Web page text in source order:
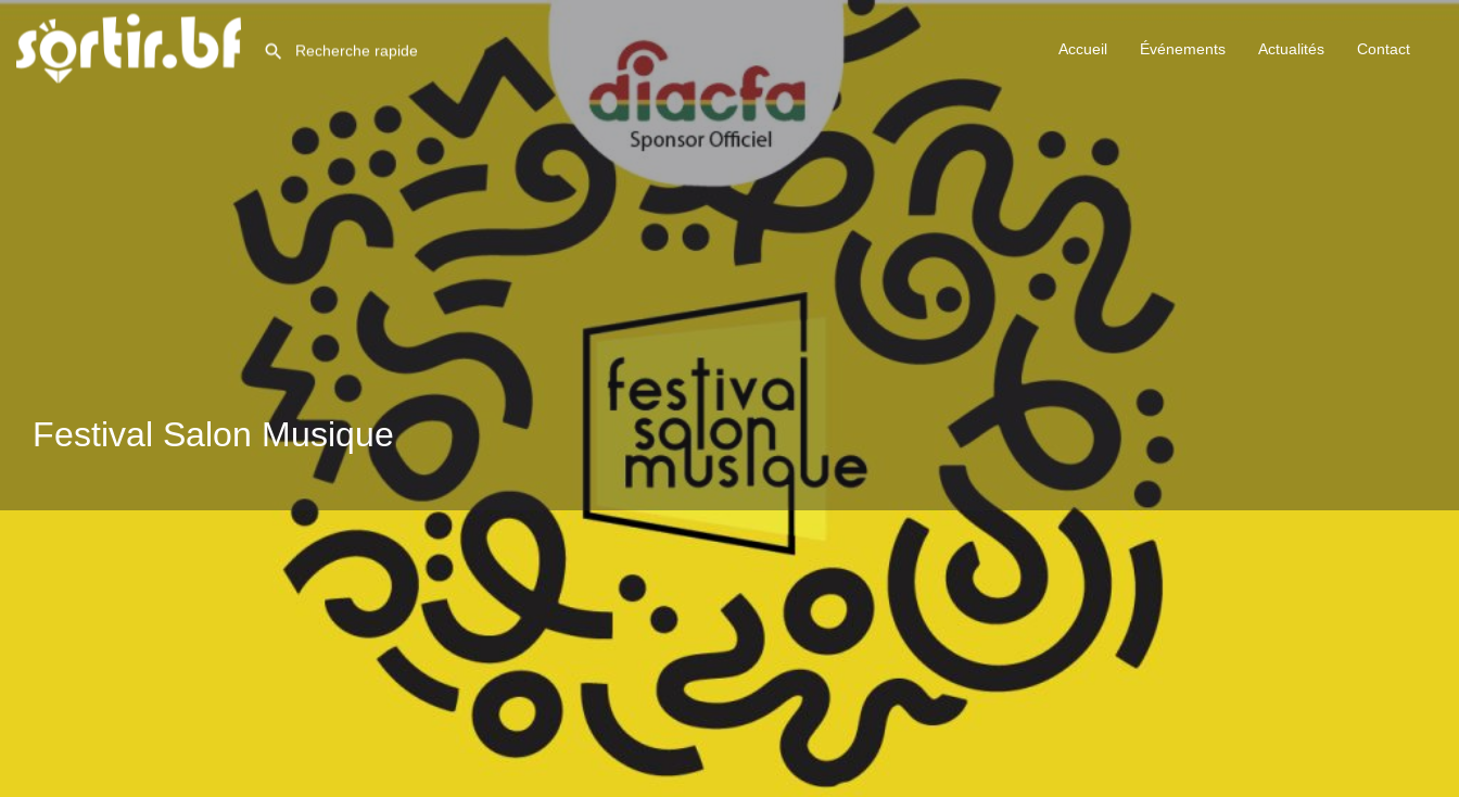
Accueil Événements Actualités Contact
Festival Salon Musique
Détails Avis
Laisser un avis Ajouter aux favoris Partager
Le Festival Salon Musique a été lancé en 2018 en réponse aux défis rencontrés
Prochaines dates